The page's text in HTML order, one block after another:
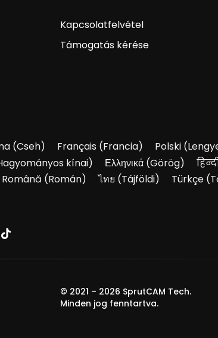
Kapcsolatfelvétel
Támogatás kérése
(Cseh) Français (Francia) Polski(
kínai) Ελληνικά (Görög)
Română (Román) ไทย (Tájföldi) Türkçe (
© 2021 – 2026 SprutCAM Tech.
Minden jog fenntartva.